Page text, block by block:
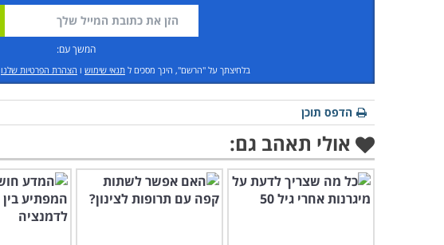
המשך עם:
בלחיצתך על "הרשם", הינך מסכים ל תנאי שימוש ו הצהרת הפרטיות שלנו
הדפס תוכן
אולי תאהב גם: